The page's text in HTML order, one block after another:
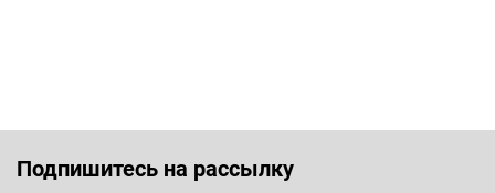
Подпишитесь на рассылку